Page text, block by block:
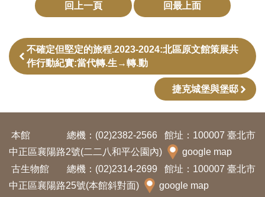
服
務
開
資
訊
回上一頁 回最上面
不確定但堅定的旅程.2023-2024:北區原文館策展共
作行動紀實:當代轉.生→轉.動
捷克城堡與堡邸
本館 總機：(02)2382-2566
館址：100007 臺北市
中正區襄陽路2號(二二八和平公園內)
google map
古生物館
總機：(02)2314-2699
館址：100007 臺北市
中正區襄陽路25號(本館斜對面)
google map